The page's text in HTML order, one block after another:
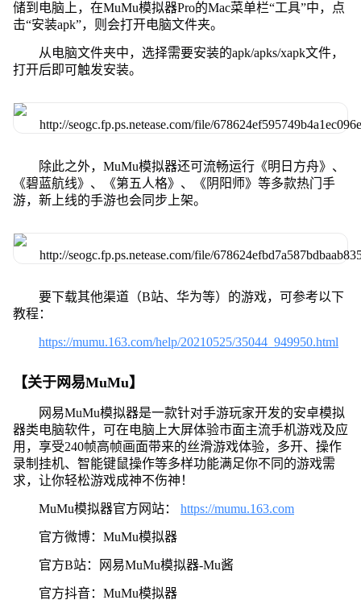
储到电脑上，在MuMu模拟器Pro的Mac菜单栏“工具”中，点
击“安装apk”，则会打开电脑文件夹。
从电脑文件夹中，选择需要安装的apk/apks/xapk文件，
打开后即可触发安装。
除此之外，MuMu模拟器还可流畅运行《明日方舟》、
《碧蓝航线》、《第五人格》、《阴阳师》等多款热门手
游，新上线的手游也会同步上架。
要下载其他渠道（B站、华为等）的游戏，可参考以下
教程：
https://mumu.163.com/help/20210525/35044_949950.html
【关于网易MuMu】
网易MuMu模拟器是一款针对手游玩家开发的安卓模拟
器类电脑软件，可在电脑上大屏体验市面主流手机游戏及应
用，享受240帧高帧画面带来的丝滑游戏体验，多开、操作
录制挂机、智能键鼠操作等多样功能满足你不同的游戏需
求，让你轻松游戏成神不伤神！
MuMu模拟器官方网站： https://mumu.163.com
官方微博：MuMu模拟器
官方B站：网易MuMu模拟器-Mu酱
官方抖音：MuMu模拟器